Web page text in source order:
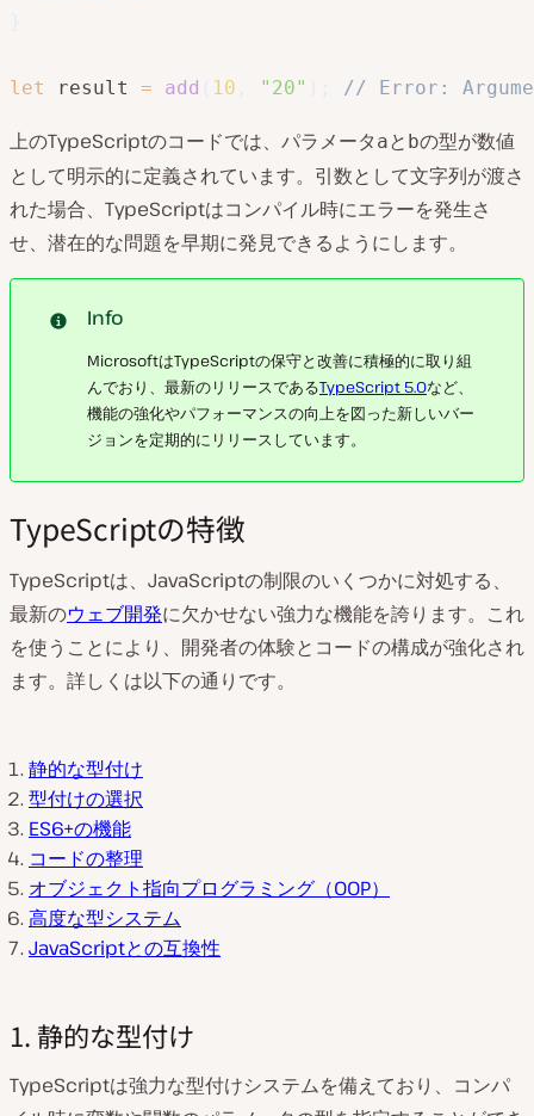
let result = add 10 "20" // Error:
上のTypeScriptのコードでは、パラメータ aと bの型が数値
として明示的に定義されています。引数として文字列が渡さ
れた場合、TypeScriptはコンパイル時にエラーを発生さ
せ、潜在的な問題を早期に発見できるようにします。
Info
MicrosoftはTypeScriptの保守と改善に積極的に取り組
んでおり、最新のリリースであるTypeScript 5.0など、
機能の強化やパフォーマンスの向上を図った新しいバー
ジョンを定期的にリリースしています。
TypeScriptの特徴
TypeScriptは、JavaScriptの制限のいくつかに対処する、
最新のウェブ開発に欠かせない強力な機能を誇ります。これ
を使うことにより、開発者の体験とコードの構成が強化され
ます。詳しくは以下の通りです。
静的な型付け
型付けの選択
ES6+の機能
コードの整理
オブジェクト指向プログラミング（OOP）
高度な型システム
JavaScriptとの互換性
1. 静的な型付け
TypeScriptは強力な型付けシステムを備えており、コンパ